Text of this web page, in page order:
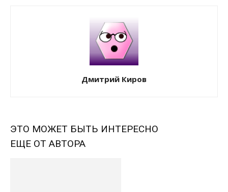
Дмитрий Киров
ЭТО МОЖЕТ БЫТЬ ИНТЕРЕСНО
ЕЩЕ ОТ АВТОРА